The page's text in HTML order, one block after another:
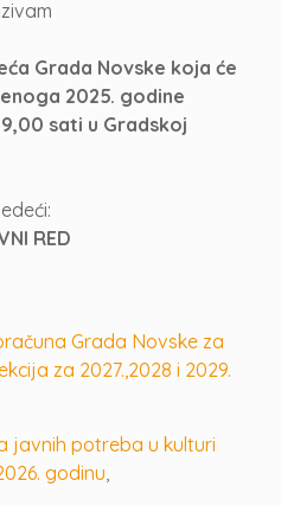
Grada Novske koja će
2025. godine
sati u Gradskoj
RED
Grada Novske za
za 2027.,2028 i 2029.
javnih potreba u kulturi
godinu,